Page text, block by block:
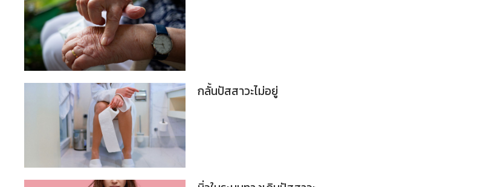
กลั้นปัสสาวะไม่อยู่